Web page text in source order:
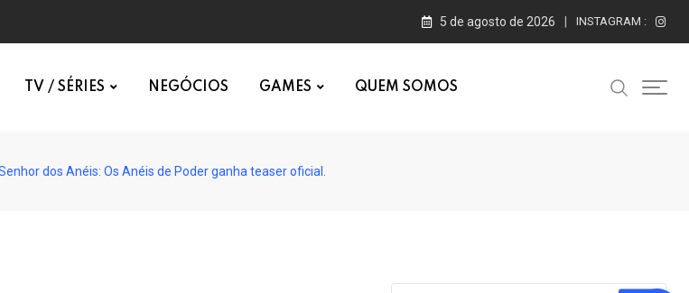
5 de agosto de 2026 INSTAGRAM :
TV / SÉRIES NEGÓCIOS GAMES QUEM SOMOS
dos Anéis: Os Anéis de Poder ganha teaser oficial.